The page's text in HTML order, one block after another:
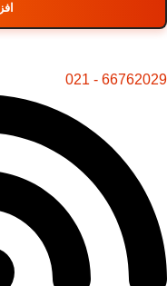
66762029 - 021